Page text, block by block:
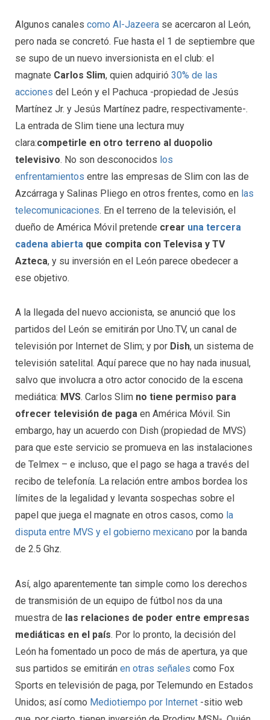
Algunos canales como Al-Jazeera se acercaron al León,
pero nada se concretó. Fue hasta el 1 de septiembre que
se supo de un nuevo inversionista en el club: el
magnate Carlos Slim, quien adquirió 30% de las
acciones del León y el Pachuca -propiedad de Jesús
Martínez Jr. y Jesús Martínez padre, respectivamente-.
La entrada de Slim tiene una lectura muy
clara:competirle en otro terreno al duopolio
televisivo. No son desconocidos los
enfrentamientos entre las empresas de Slim con las de
Azcárraga y Salinas Pliego en otros frentes, como en las
telecomunicaciones. En el terreno de la televisión, el
dueño de América Móvil pretende crear una tercera
cadena abierta que compita con Televisa y TV
Azteca, y su inversión en el León parece obedecer a
ese objetivo.
A la llegada del nuevo accionista, se anunció que los
partidos del León se emitirán por Uno.TV, un canal de
televisión por Internet de Slim; y por Dish, un sistema de
televisión satelital. Aquí parece que no hay nada inusual,
salvo que involucra a otro actor conocido de la escena
mediática: MVS. Carlos Slim no tiene permiso para
ofrecer televisión de paga en América Móvil. Sin
embargo, hay un acuerdo con Dish (propiedad de MVS)
para que este servicio se promueva en las instalaciones
de Telmex – e incluso, que el pago se haga a través del
recibo de telefonía. La relación entre ambos bordea los
límites de la legalidad y levanta sospechas sobre el
papel que juega el magnate en otros casos, como la
disputa entre MVS y el gobierno mexicano por la banda
de 2.5 Ghz.
Así, algo aparentemente tan simple como los derechos
de transmisión de un equipo de fútbol nos da una
muestra de las relaciones de poder entre empresas
mediáticas en el país. Por lo pronto, la decisión del
León ha fomentado un poco de más de apertura, ya que
sus partidos se emitirán en otras señales como Fox
Sports en televisión de paga, por Telemundo en Estados
Unidos; así como Mediotiempo por Internet -sitio web